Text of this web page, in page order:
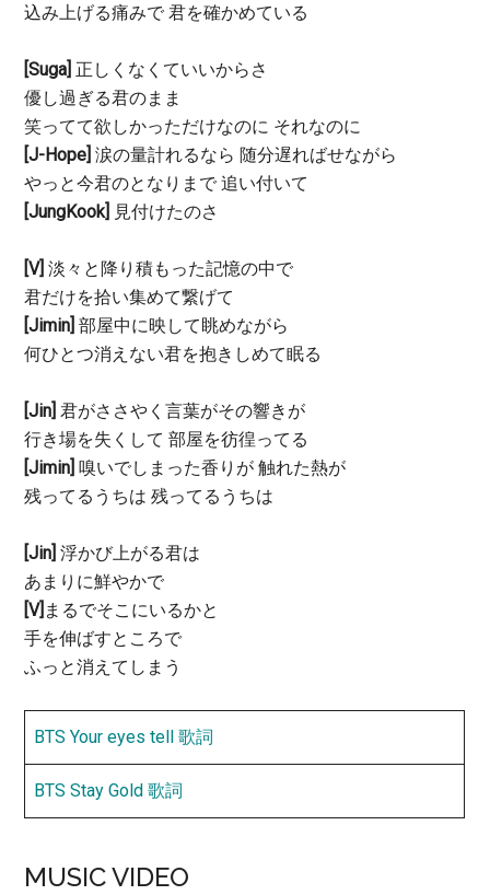
込み上げる痛みで 君を確かめている
[Suga] 正しくなくていいからさ
優し過ぎる君のまま
笑ってて欲しかっただけなのに それなのに
[J-Hope] 涙の量計れるなら 随分遅ればせながら
やっと今君のとなりまで 追い付いて
[JungKook] 見付けたのさ
[V] 淡々と降り積もった記憶の中で
君だけを拾い集めて繋げて
[Jimin] 部屋中に映して眺めながら
何ひとつ消えない君を抱きしめて眠る
[Jin] 君がささやく言葉がその響きが
行き場を失くして 部屋を彷徨ってる
[Jimin] 嗅いでしまった香りが 触れた熱が
残ってるうちは 残ってるうちは
[Jin] 浮かび上がる君は
あまりに鮮やかで
[V] まるでそこにいるかと
手を伸ばすところで
ふっと消えてしまう
BTS Your eyes tell 歌詞
BTS Stay Gold 歌詞
MUSIC VIDEO